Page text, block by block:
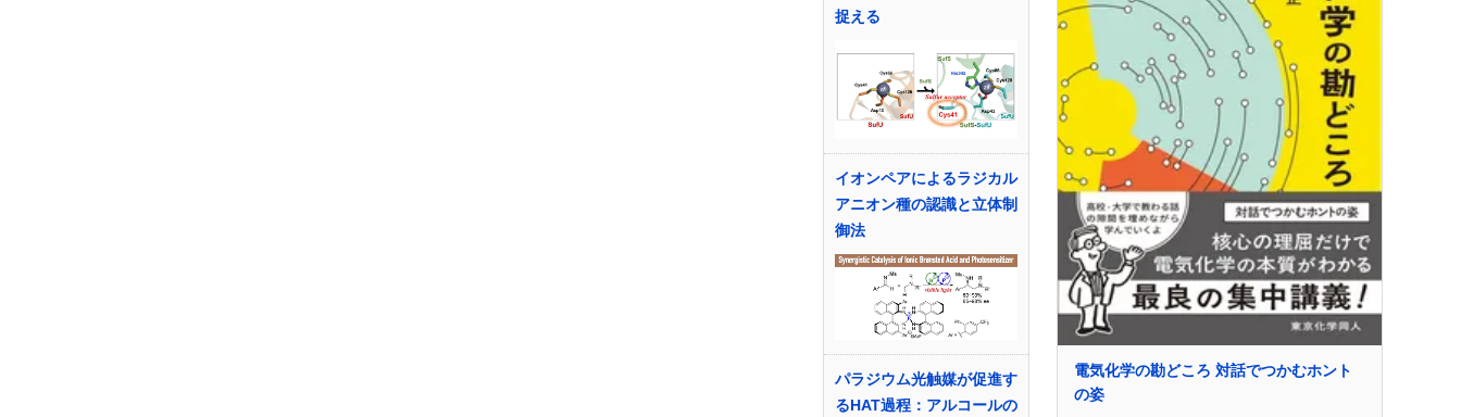
捉える
イオンペアによるラジカル
アニオン種の認識と立体制
御法
パラジウム光触媒が促進す
るHAT過程：アルコールの
電気化学の勘どころ 対話でつかむホント
の姿